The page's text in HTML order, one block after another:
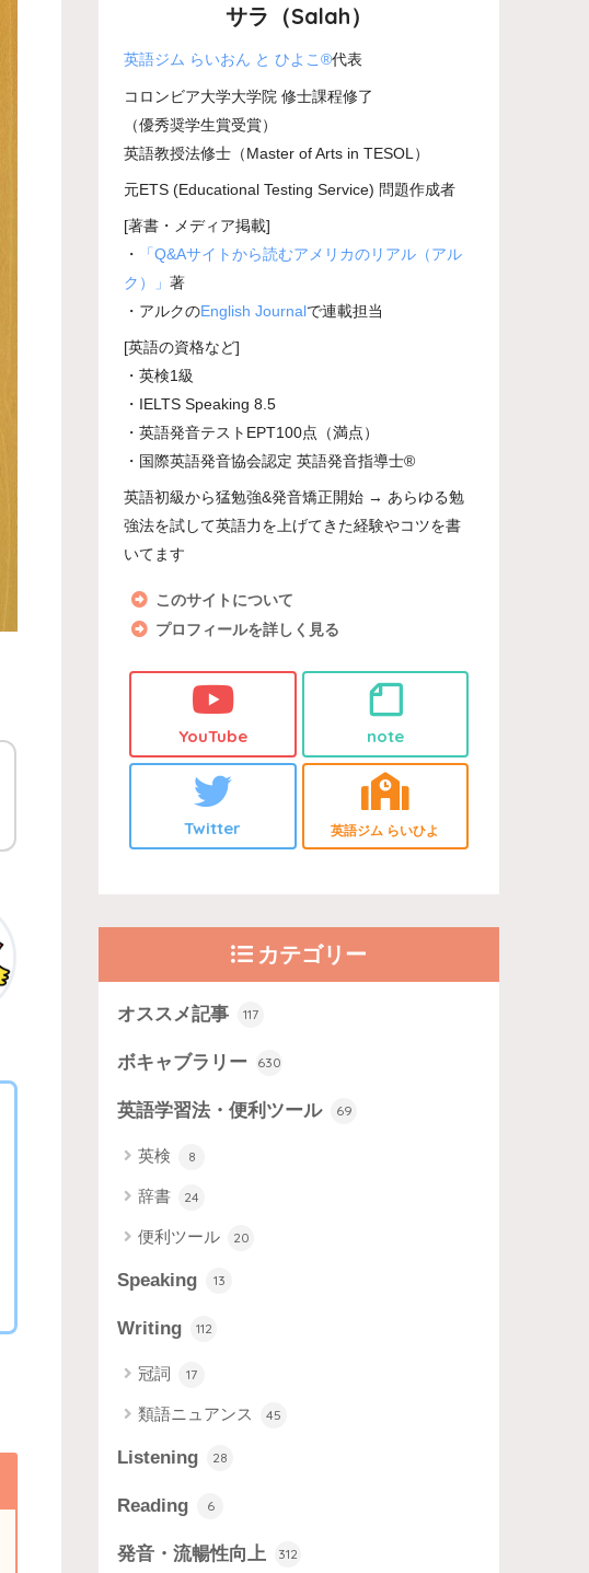
サラ（Salah）
英語ジム らいおん と ひよこ®代表
コロンビア大学大学院 修士課程修了
（優秀奨学生賞受賞）
英語教授法修士（Master of Arts in TESOL）
元ETS (Educational Testing Service) 問題作成者
[著書・メディア掲載]
・
「Q&Aサイトから読むアメリカのリアル（アル
ク）」著
・アルクのEnglish Journalで連載担当
[英語の資格など]
・英検1級
・IELTS Speaking 8.5
・英語発音テストEPT100点（満点）
・国際英語発音協会認定 英語発音指導士®
英語初級から猛勉強&発音矯正開始 → あらゆる勉
強法を試して英語力を上げてきた経験やコツを書
いてます
このサイトについて
プロフィールを詳しく見る
YouTube note
Twitter 英語ジム らいひよ
カテゴリー
オススメ記事 117
ボキャブラリー 630
英語学習法・便利ツール 69
英検 8
辞書 24
便利ツール 20
Speaking 13
Writing 112
冠詞 17
類語ニュアンス 45
Listening 28
Reading 6
発音・流暢性向上 312